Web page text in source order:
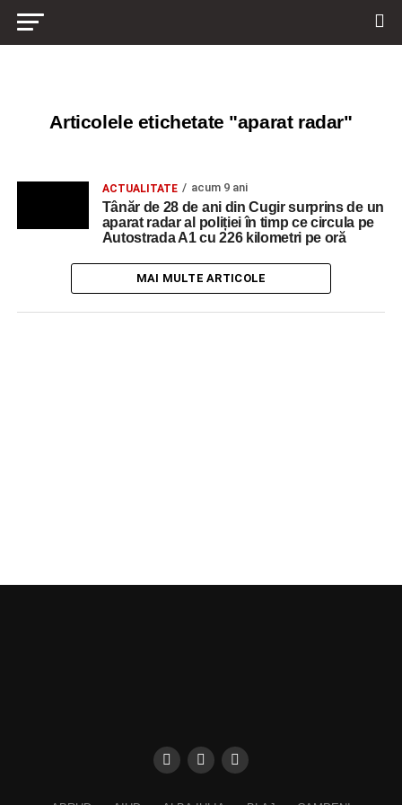
Articolele etichetate "aparat radar"
ACTUALITATE acum 9 ani
Tânăr de 28 de ani din Cugir surprins de un
aparat radar al poliției în timp ce circula pe
Autostrada A1 cu 226 kilometri pe oră
MAI MULTE ARTICOLE